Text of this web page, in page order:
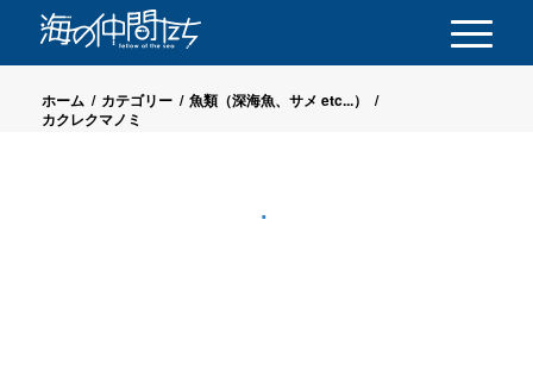
ホーム / カテゴリー / 魚類（深海魚、サメ etc...）
/
カクレクマノミ